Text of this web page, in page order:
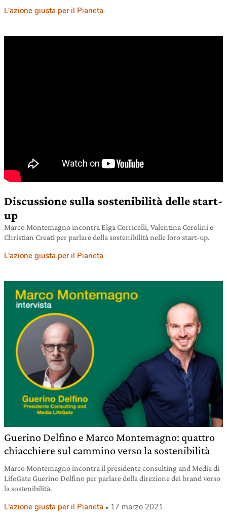
L'azione giusta per il Pianeta
Discussione sulla sostenibilità delle start-
up
Marco Montemagno incontra Elga Corricelli, Valentina Cerolini e
Christian Creati per parlare della sostenibilità nelle loro start-up.
L'azione giusta per il Pianeta
Guerino Delfino e Marco Montemagno: quattro
chiacchiere sul cammino verso la sostenibilità
Marco Montemagno incontra il presidente consulting and Media di
LifeGate Guerino Delfino per parlare della direzione dei brand verso
la sostenibilità.
L'azione giusta per il Pianeta 17 marzo 2021